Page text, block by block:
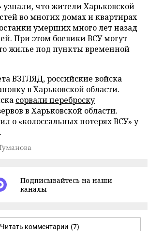
узнали, что жители Харьковской
во многих домах и квартирах
умерших много лет назад
При этом боевики ВСУ могут
жилье под пункты временной
ВЗГЛЯД, российские войска
в Харьковской области.
сорвали переброску
в Харьковской области.
о «колоссальных потерях ВСУ» у
Подписывайтесь на наши
каналы
Читать комментарии (7)